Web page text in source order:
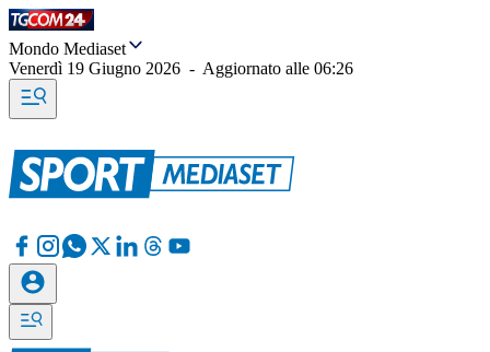
Mondo Mediaset
Venerdì 19 Giugno 2026 - Aggiornato alle 06:26